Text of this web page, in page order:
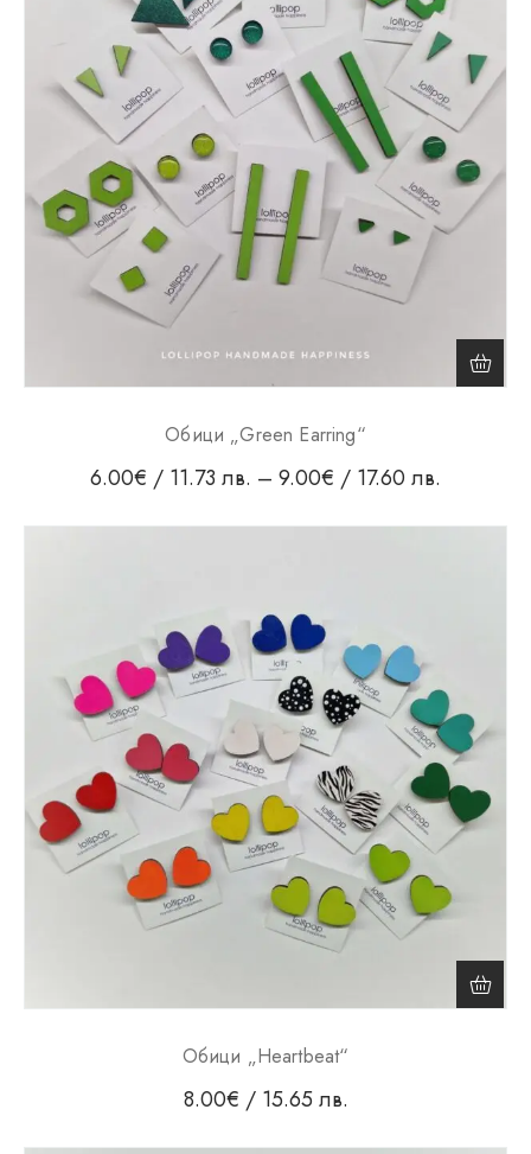
Обици „Green Earring“
6.00€ / 11.73 лв. – 9.00€ / 17.60 лв.
Обици „Heartbeat“
8.00€ / 15.65 лв.